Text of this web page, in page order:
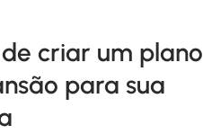
criar um plano
para sua